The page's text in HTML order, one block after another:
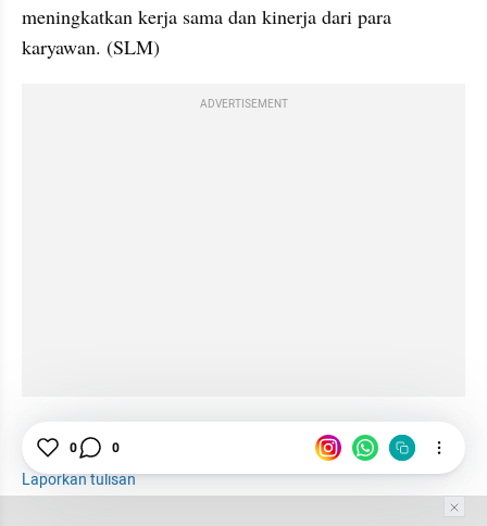
meningkatkan kerja sama dan kinerja dari para
karyawan. (SLM)
ADVERTISEMENT
Contoh
Laporkan tulisan
0 0